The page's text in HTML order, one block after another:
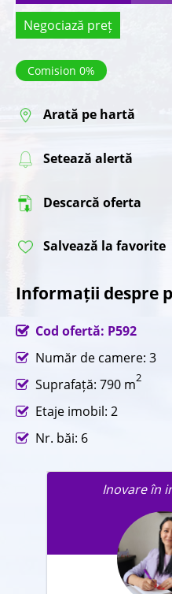
Negociază preț
Comision 0%
Arată pe hartă
Setează alertă
Descarcă oferta
Salvează la favorite
Informații despre
Cod ofertă: P592
Număr de camere: 3
Suprafață: 790 m2
Etaje imobil: 2
Nr. băi: 6
Inovare în
Trimite un
legatură cu